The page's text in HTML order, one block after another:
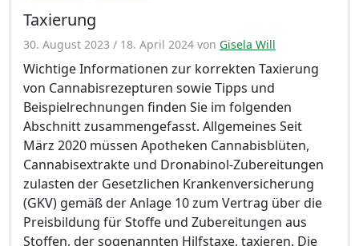
Taxierung
30. August 2023 / 18. April 2024 von Gisela Will
Wichtige Informationen zur korrekten Taxierung
von Cannabisrezepturen sowie Tipps und
Beispielrechnungen finden Sie im folgenden
Abschnitt zusammengefasst. Allgemeines Seit
März 2020 müssen Apotheken Cannabisblüten,
Cannabisextrakte und Dronabinol-Zubereitungen
zulasten der Gesetzlichen Krankenversicherung
(GKV) gemäß der Anlage 10 zum Vertrag über die
Preisbildung für Stoffe und Zubereitungen aus
Stoffen, der sogenannten Hilfstaxe, taxieren. Die